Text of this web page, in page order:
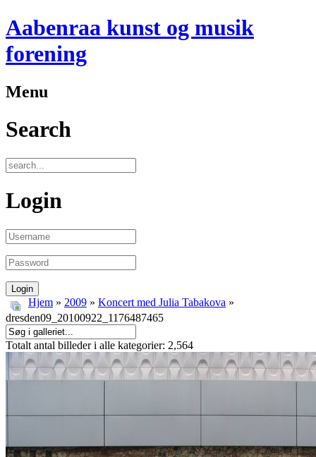
Aabenraa kunst og musik
forening
Menu
Search
Login
Hjem » 2009 » Koncert med Julia Tabakova »
dresden09_20100922_1176487465
Totalt antal billeder i alle kategorier: 2,564